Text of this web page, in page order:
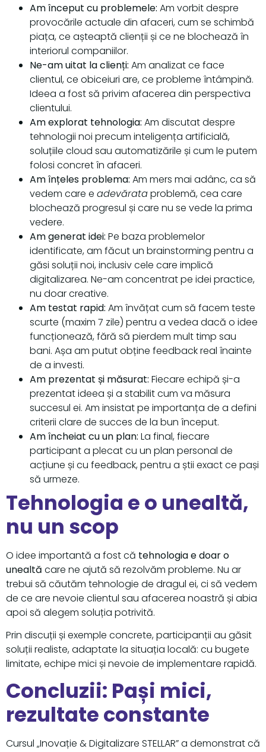
Am început cu problemele: Am vorbit despre
provocările actuale din afaceri, cum se schimbă
piața, ce așteaptă clienții și ce ne blochează în
interiorul companiilor.
Ne-am uitat la clienți: Am analizat ce face
clientul, ce obiceiuri are, ce probleme întâmpină.
Ideea a fost să privim afacerea din perspectiva
clientului.
Am explorat tehnologia: Am discutat despre
tehnologii noi precum inteligența artificială,
soluțiile cloud sau automatizările și cum le putem
folosi concret în afaceri.
Am înțeles problema: Am mers mai adânc, ca să
vedem care e adevărataproblemă, cea care
blochează progresul și care nu se vede la prima
vedere.
Am generat idei: Pe baza problemelor
identificate, am făcut un brainstorming pentru a
găsi soluții noi, inclusiv cele care implică
digitalizarea. Ne-am concentrat pe idei practice,
nu doar creative.
Am testat rapid: Am învățat cum să facem teste
scurte (maxim 7 zile) pentru a vedea dacă o idee
funcționează, fără să pierdem mult timp sau
bani. Așa am putut obține feedback real înainte
de a investi.
Am prezentat și măsurat: Fiecare echipă și-a
prezentat ideea și a stabilit cum va măsura
succesul ei. Am insistat pe importanța de a defini
criterii clare de succes de la bun început.
Am încheiat cu un plan: La final, fiecare
participant a plecat cu un plan personal de
acțiune și cu feedback, pentru a știi exact ce pași
să urmeze.
Tehnologia e o unealtă,
nu un scop
O idee importantă a fost că tehnologia e doar o
unealtă care ne ajută să rezolvăm probleme. Nu ar
trebui să căutăm tehnologie de dragul ei, ci să vedem
de ce are nevoie clientul sau afacerea noastră și abia
apoi să alegem soluția potrivită.
Prin discuții și exemple concrete, participanții au găsit
soluții realiste, adaptate la situația locală: cu bugete
limitate, echipe mici și nevoie de implementare rapidă.
Concluzii: Pași mici,
rezultate constante
Cursul „Inovație & Digitalizare STELLAR” a demonstrat că